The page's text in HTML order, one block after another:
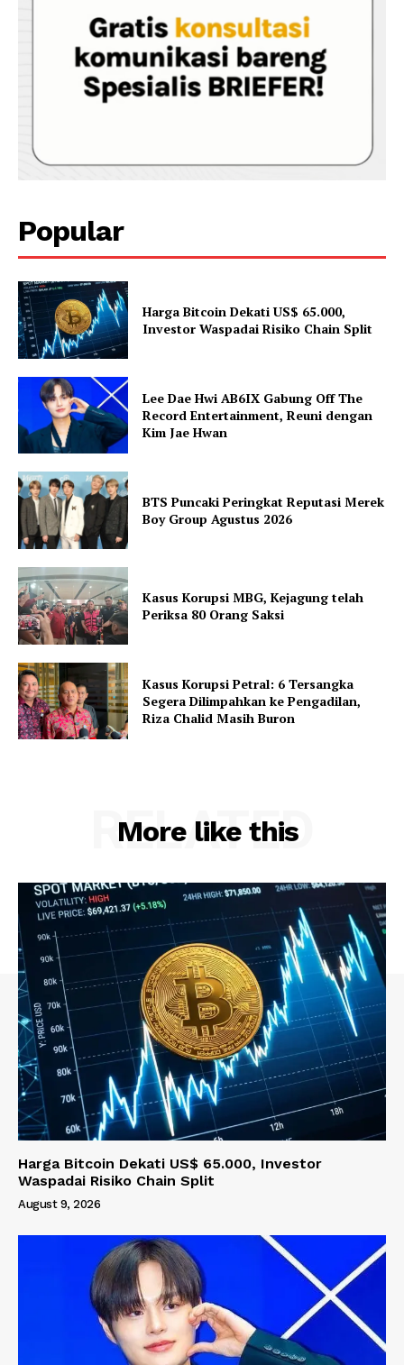
Popular
Harga Bitcoin Dekati US$ 65.000,
Investor Waspadai Risiko Chain Split
Lee Dae Hwi AB6IX Gabung Off The
Record Entertainment, Reuni dengan
Kim Jae Hwan
BTS Puncaki Peringkat Reputasi Merek
Boy Group Agustus 2026
Kasus Korupsi MBG, Kejagung telah
Periksa 80 Orang Saksi
Kasus Korupsi Petral: 6 Tersangka
Segera Dilimpahkan ke Pengadilan,
Riza Chalid Masih Buron
More like this
RELATED
Harga Bitcoin Dekati US$ 65.000, Investor
Waspadai Risiko Chain Split
August 9, 2026